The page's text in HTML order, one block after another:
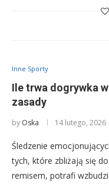
Inne Sporty
Ile trwa dogrywka
zasady
by Oska 14 lutego, 2026
Śledzenie
tych, które zbliżają się
remisem, potrafi